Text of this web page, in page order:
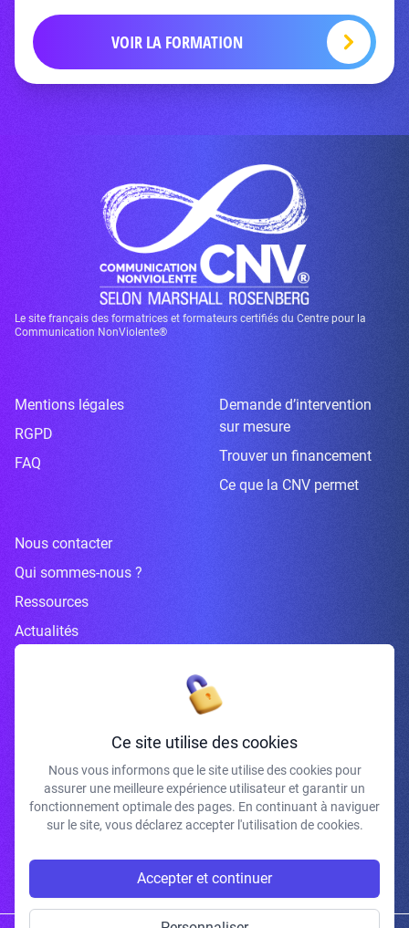
VOIR LA FORMATION
Le site français des formatrices et formateurs certifiés du Centre pour la
Communication NonViolente®
Mentions légales
RGPD
FAQ
Demande d’intervention
sur mesure
Trouver un financement
Ce que la CNV permet
Nous contacter
Qui sommes-nous ?
Ressources
Actualités
Inscrivez-vous à la newsletter
J'accepte de recevoir vos e-mails et confirme avoir pris connaissance de
votre politique de confidentialité et mentions légales.
Ce site utilise des cookies
Nous vous informons que le site utilise des cookies pour
assurer une meilleure expérience utilisateur et garantir un
fonctionnement optimale des pages. En continuant à naviguer
sur le site, vous déclarez accepter l'utilisation de cookies.
Accepter et continuer